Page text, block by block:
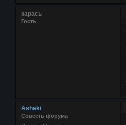
карась
Гость
Ashaki
Совесть форума